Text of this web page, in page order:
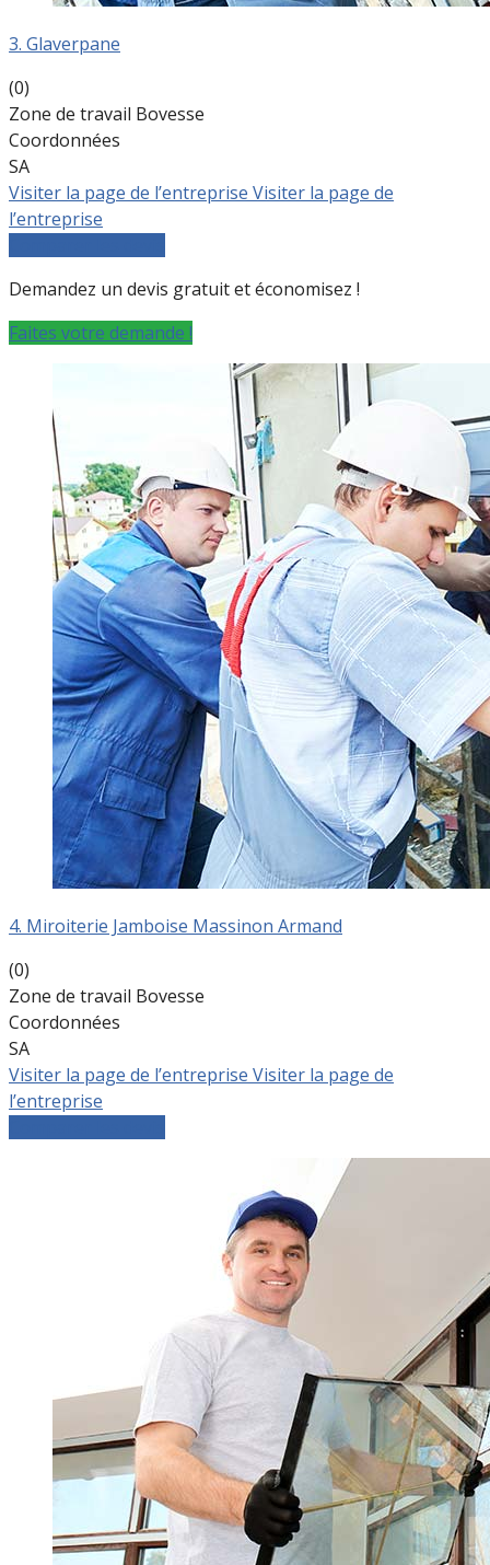
3. Glaverpane
(0)
Zone de travail Bovesse
Coordonnées
SA
Visiter la page de l’entreprise Visiter la page de
l’entreprise
Demandez un devis gratuit et économisez !
Faites votre demande !
4. Miroiterie Jamboise Massinon Armand
(0)
Zone de travail Bovesse
Coordonnées
SA
Visiter la page de l’entreprise Visiter la page de
l’entreprise